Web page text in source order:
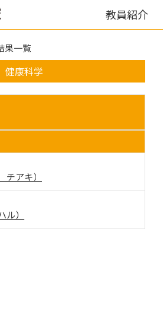
教員紹介
果一覧
健康科学
アキ）
）